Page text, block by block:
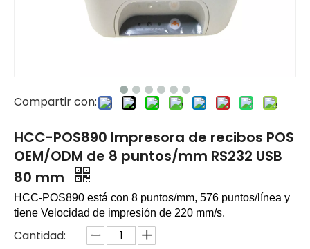
Compartir con:
HCC-POS890 Impresora de recibos POS
OEM/ODM de 8 puntos/mm RS232 USB
80 mm
HCC-POS890 está con 8 puntos/mm, 576 puntos/línea y
tiene Velocidad de impresión de 220 mm/s.
Cantidad: